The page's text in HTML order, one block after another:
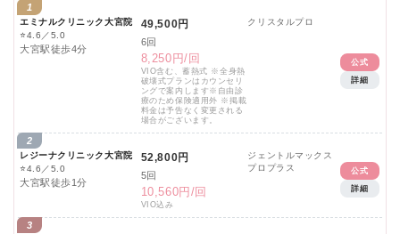
1
エミナルクリニック大宮院
⭐4.6／5.0
大宮駅徒歩4分
49,500円
6回
8,250円/回
VIO含む、蓄熱式 ※全身熱
破壊式プランはカウンセリ
ングで案内します※自由診
療のため保険適用外 ※掲載
料金は予告なく変更される
場合がございます。
クリスタルプロ
公式
詳細
2
レジーナクリニック大宮院
⭐4.6／5.0
大宮駅徒歩1分
52,800円
5回
10,560円/回
VIO込み
ジェントルマックス
プロプラス
公式
詳細
3